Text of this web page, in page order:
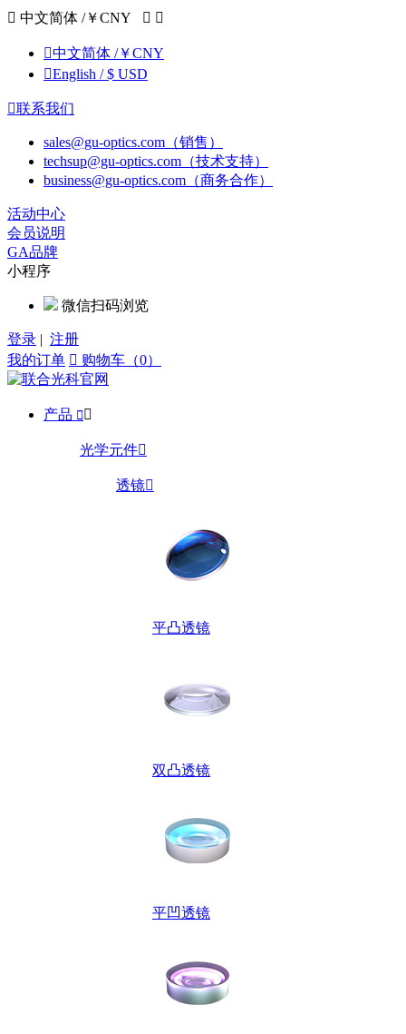
 中文简体 /￥CNY  
中文简体 /￥CNY
English / $ USD
联系我们
sales@gu-optics.com（销售）
techsup@gu-optics.com（技术支持）
business@gu-optics.com（商务合作）
活动中心
会员说明
GA品牌
小程序
微信扫码浏览
登录 | 注册
我的订单  购物车（0）
产品  
光学元件
透镜
平凸透镜
双凸透镜
平凹透镜